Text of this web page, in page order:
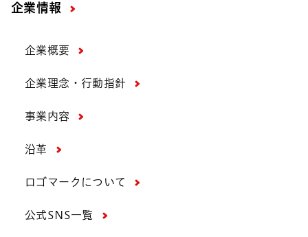
企業情報
企業概要
企業理念・行動指針
事業内容
沿革
ロゴマークについて
公式SNS一覧